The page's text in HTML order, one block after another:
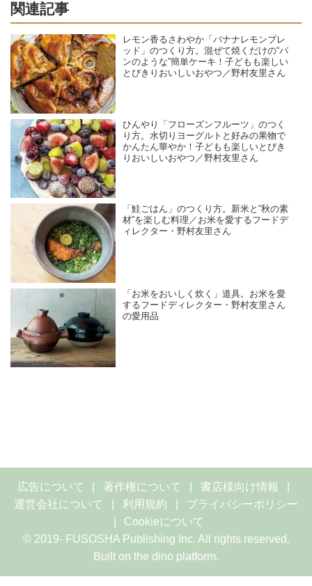
関連記事
レモン香るさわやか「バナナレモンブレ
ッド」のつくり方。混ぜて焼くだけの“パ
ンのような”簡単ケーキ！子どもも楽しい
とびきりおいしいおやつ／野村友里さん
ひんやり「フローズンフルーツ」のつく
り方。水切りヨーグルトと好みの果物で
かんたん華やか！子どもも楽しいとびき
りおいしいおやつ／野村友里さん
「鮭ごはん」のつくり方。新米と“秋の素
材”を楽しむ料理／お米を愛するフードデ
ィレクター・野村友里さん
「お米をおいしく炊く」道具。お米を愛
するフードディレクター・野村友里さん
の愛用品
広告について 著作権について
書店様向け情報
運営会社について
利用規約
プライバシーポリシー
Cookieについて
© 2019- FUSOSHA Publishing Inc. All rights reserved.
Built on the dino platform.